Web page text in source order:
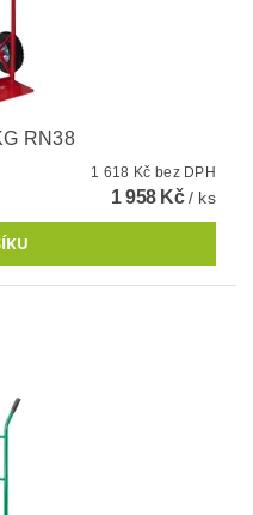
RN38
1 618 Kč bez DPH
1 958 Kč/ ks